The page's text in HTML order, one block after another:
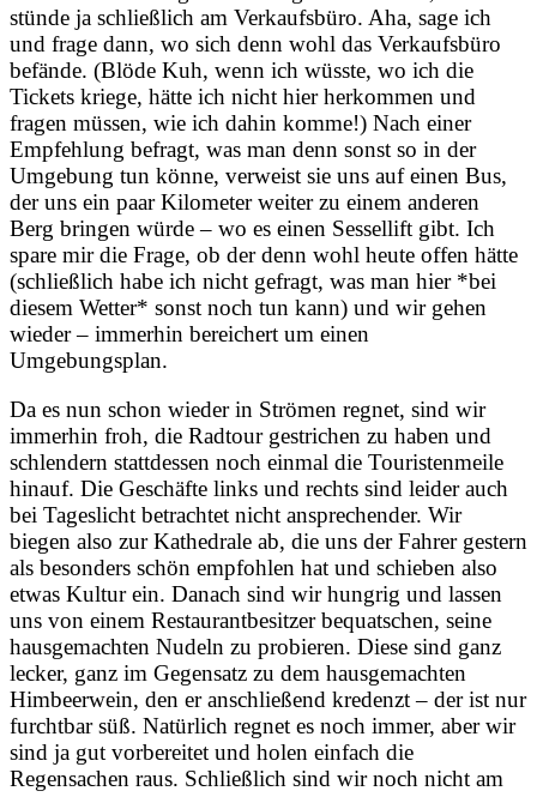
stünde ja schließlich am Verkaufsbüro. Aha, sage ich
und frage dann, wo sich denn wohl das Verkaufsbüro
befände. (Blöde Kuh, wenn ich wüsste, wo ich die
Tickets kriege, hätte ich nicht hier herkommen und
fragen müssen, wie ich dahin komme!) Nach einer
Empfehlung befragt, was man denn sonst so in der
Umgebung tun könne, verweist sie uns auf einen Bus,
der uns ein paar Kilometer weiter zu einem anderen
Berg bringen würde – wo es einen Sessellift gibt. Ich
spare mir die Frage, ob der denn wohl heute offen hätte
(schließlich habe ich nicht gefragt, was man hier *bei
diesem Wetter* sonst noch tun kann) und wir gehen
wieder – immerhin bereichert um einen
Umgebungsplan.
Da es nun schon wieder in Strömen regnet, sind wir
immerhin froh, die Radtour gestrichen zu haben und
schlendern stattdessen noch einmal die Touristenmeile
hinauf. Die Geschäfte links und rechts sind leider auch
bei Tageslicht betrachtet nicht ansprechender. Wir
biegen also zur Kathedrale ab, die uns der Fahrer gestern
als besonders schön empfohlen hat und schieben also
etwas Kultur ein. Danach sind wir hungrig und lassen
uns von einem Restaurantbesitzer bequatschen, seine
hausgemachten Nudeln zu probieren. Diese sind ganz
lecker, ganz im Gegensatz zu dem hausgemachten
Himbeerwein, den er anschließend kredenzt – der ist nur
furchtbar süß. Natürlich regnet es noch immer, aber wir
sind ja gut vorbereitet und holen einfach die
Regensachen raus. Schließlich sind wir noch nicht am